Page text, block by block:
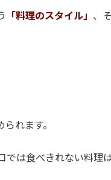
「料理のスタイル」 、
れます。
は食べきれない料理